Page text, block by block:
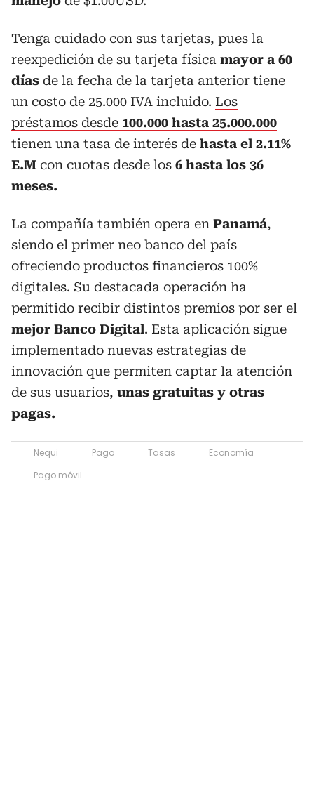
Tenga cuidado con sus tarjetas, pues la
reexpedición de su tarjeta física mayor a 60
días de la fecha de la tarjeta anterior tiene
un costo de 25.000 IVA incluido. Los
préstamos desde 100.000 hasta 25.000.000
tienen una tasa de interés de hasta el 2.11%
E.M con cuotas desde los 6 hasta los 36
meses.
La compañía también opera en Panamá,
siendo el primer neo banco del país
ofreciendo productos financieros 100%
digitales. Su destacada operación ha
permitido recibir distintos premios por ser el
mejor Banco Digital. Esta aplicación sigue
implementado nuevas estrategias de
innovación que permiten captar la atención
de sus usuarios, unas gratuitas y otras
pagas.
Nequi Pago Tasas
Economía
Pago móvil